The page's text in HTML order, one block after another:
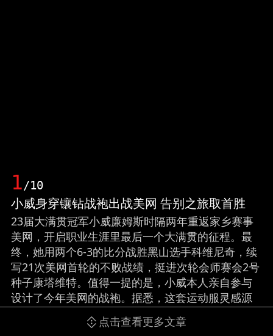
1/10
小威身穿镶钻战袍出战美网 告别之旅取首胜
23届大满贯冠军小威廉姆斯时隔两年重返家乡赛事
美网，开启职业生涯里最后一个大满贯的征程。最
终，她用两个6-3的比分战胜黑山选手科维尼奇，续
写21次美网首轮的不败战绩，挺进次轮会师赛会2号
种子康塔维特。值得一提的是，小威本人亲自参与
设计了今年美网的战袍。据悉，这套运动服灵感源
于花样滑冰的黑色裙装。共有六层设计，致敬小威
的六次美网夺冠。裙子和球鞋上有多达400颗手工镶
点击查看更多文章